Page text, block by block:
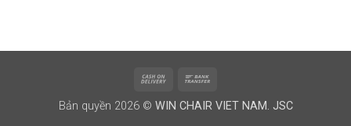
Cash
Delivery
Bản quyền 2026 © WIN CHAIR VIET NAM. JSC